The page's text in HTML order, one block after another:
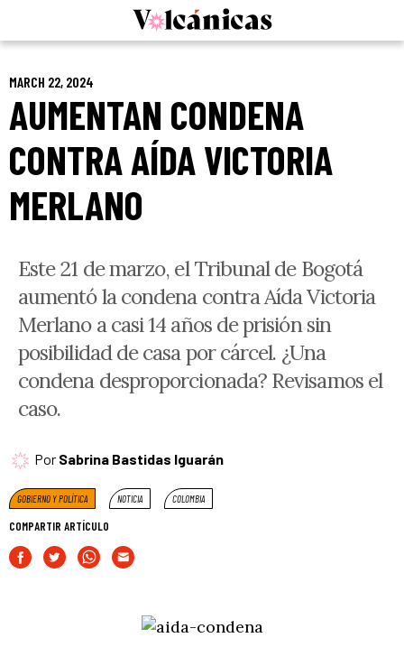
MARCH 22, 2024
AUMENTAN CONDENA
CONTRA AÍDA VICTORIA
MERLANO
Este 21 de marzo, el Tribunal de Bogotá
aumentó la condena contra Aída Victoria
Merlano a casi 14 años de prisión sin
posibilidad de casa por cárcel. ¿Una
condena desproporcionada? Revisamos el
caso.
Por Sabrina Bastidas Iguarán
GOBIERNO Y POLÍTICA NOTICIA COLOMBIA
COMPARTIR ARTÍCULO